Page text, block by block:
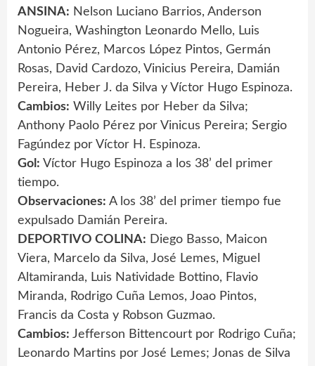
ANSINA: Nelson Luciano Barrios, Anderson
Nogueira, Washington Leonardo Mello, Luis
Antonio Pérez, Marcos López Pintos, Germán
Rosas, David Cardozo, Vinicius Pereira, Damián
Pereira, Heber J. da Silva y Víctor Hugo Espinoza.
Cambios: Willy Leites por Heber da Silva;
Anthony Paolo Pérez por Vinicus Pereira; Sergio
Fagúndez por Víctor H. Espinoza.
Gol: Víctor Hugo Espinoza a los 38’ del primer
tiempo.
Observaciones: A los 38’ del primer tiempo fue
expulsado Damián Pereira.
DEPORTIVO COLINA: Diego Basso, Maicon
Viera, Marcelo da Silva, José Lemes, Miguel
Altamiranda, Luis Natividade Bottino, Flavio
Miranda, Rodrigo Cuña Lemos, Joao Pintos,
Francis da Costa y Robson Guzmao.
Cambios: Jefferson Bittencourt por Rodrigo Cuña;
Leonardo Martins por José Lemes; Jonas de Silva